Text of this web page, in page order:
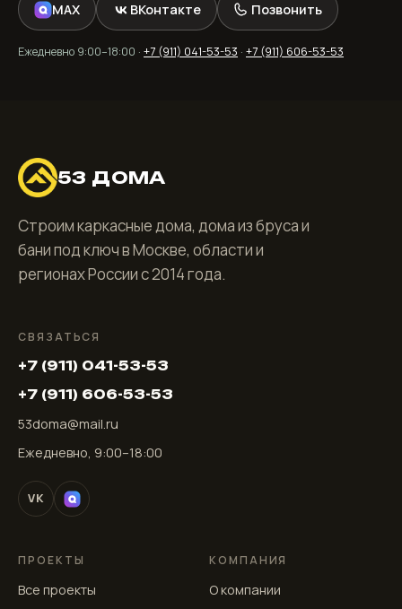
MAX ВКонтакте Позвонить
Ежедневно 9:00–18:00 · +7 (911) 041-53-53 · +7 (911) 606-53-53
53 ДОМА
Строим каркасные дома, дома из бруса и
бани под ключ в Москве, области и
регионах России с 2014 года.
СВЯЗАТЬСЯ
+7 (911) 041-53-53
+7 (911) 606-53-53
53doma@mail.ru
Ежедневно, 9:00–18:00
VK
ПРОЕКТЫ
Все проекты
КОМПАНИЯ
О компании